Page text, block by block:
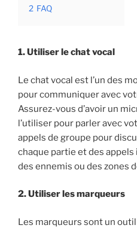
2 FAQ
1. Utiliser le chat vocal
Le chat vocal est l’un des
pour communiquer avec
Assurez-vous d’avoir un
l’utiliser pour parler avec
appels de groupe pour
chaque partie et des
des ennemis ou des zones
2. Utiliser les marqueurs
Les marqueurs sont un